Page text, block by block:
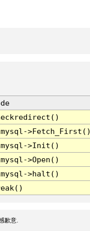
>Init()
>Open()
>halt()
歉意.